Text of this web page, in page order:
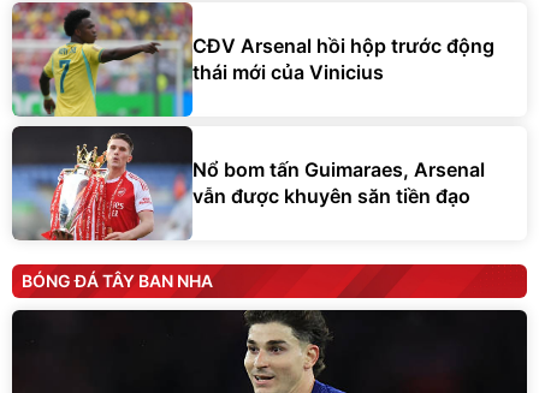
CĐV Arsenal hồi hộp trước động
thái mới của Vinicius
Nổ bom tấn Guimaraes, Arsenal
vẫn được khuyên săn tiền đạo
BÓNG ĐÁ TÂY BAN NHA